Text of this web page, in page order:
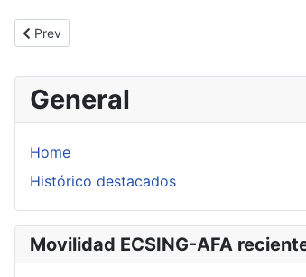
General
Home
Histórico destacados
Movilidad ECSING-AFA
Previous article: Conferencia J-P. Ramis
Prev